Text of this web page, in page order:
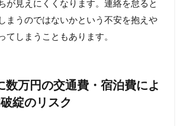
が見えにくくなります。連絡を怠ると
まうのではないかという不安を抱えや
てしまうこともあります。
数万円の交通費・宿泊費によ
綻のリスク